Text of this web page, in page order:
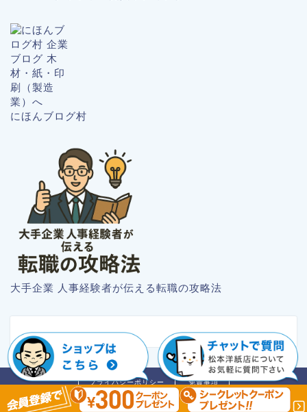
にほんブログ村
大手企業 人事経験者が伝える転職の攻略法
プライバシーポリシー 免責事項
2018–2026 紙のブログ